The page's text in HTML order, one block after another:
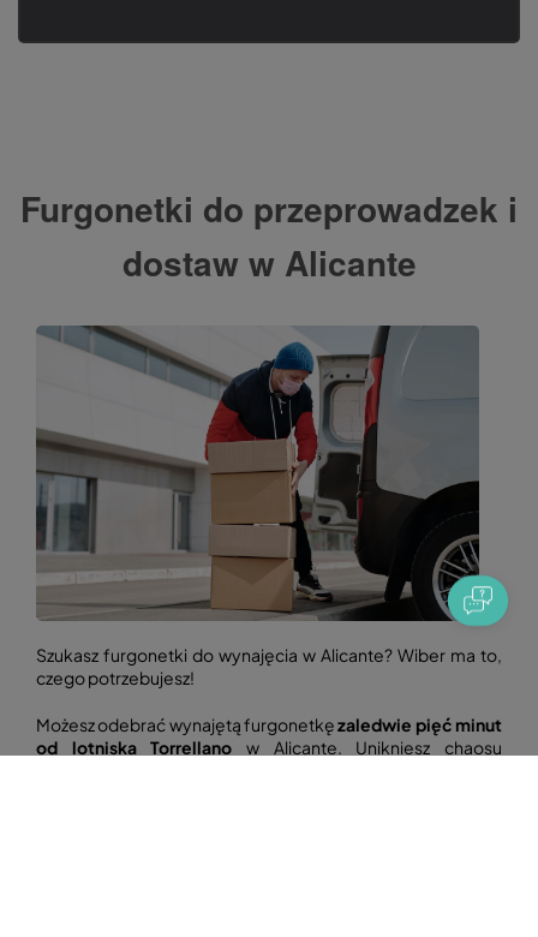
Furgonetki do przeprowadzek i
dostaw w Alicante
Szukasz furgonetki do wynajęcia w Alicante? Wiber ma to,
czego potrzebujesz!
Możesz odebrać wynajętą furgonetkęzaledwie pięć minut
od lotniska Torrellano w Alicante. Unikniesz chaosu